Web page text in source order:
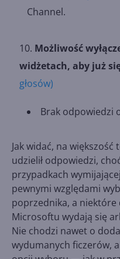
Channel.
Możliwość
widżetach, aby już
głosów)
Brak odpowiedzi
Jak widać, na
udzielił odpowiedzi,
przypadkach
pewnymi względami
poprzednika, a niektóre
Microsoftu wydają się
Nie chodzi nawet o
wydumanych ficzerów,